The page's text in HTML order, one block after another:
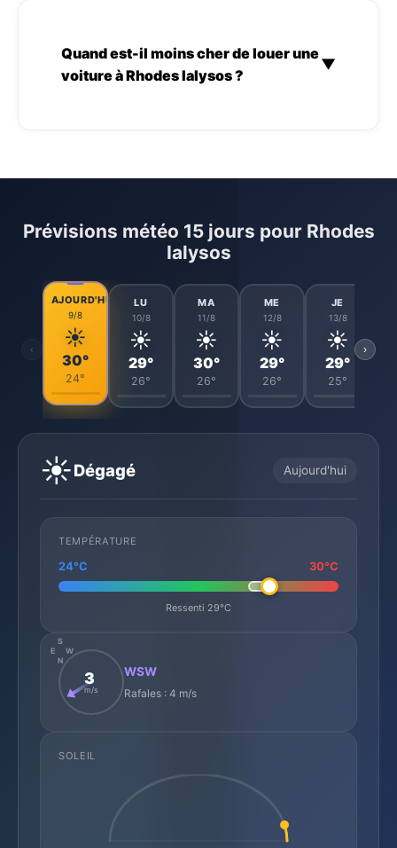
Quand est-il moins cher de louer une
voiture à Rhodes Ialysos ?
▼
Prévisions météo 15 jours pour Rhodes
Ialysos
‹
AJOURD'HUI
9/8
☀️
30°
24°
LU
10/8
☀️
29°
26°
MA
11/8
☀️
30°
26°
ME
12/8
☀️
29°
26°
JE
13/8
☀️
29°
25°
›
☀️Dégagé Aujourd'hui
TEMPÉRATURE
24°C 30°C
Ressenti 29°C
N
S
E
W
3
m/s
WSW
Rafales : 4 m/s
SOLEIL